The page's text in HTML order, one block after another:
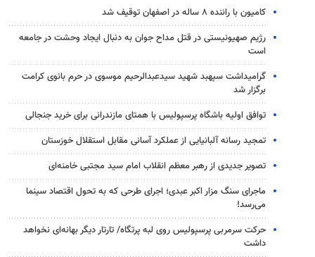
کامیون با راننده ۸ ساله در اصفهان توقیف شد
رژیم صهیونیستی در قتل مداح جوان به دنبال ایجاد وحشت در جامعه
است
گرامیداشت سپهبد شهید سیدعبدالرحیم موسوی در حرم بانوی کرامت
برگزار شد
توافق اولیه باشگاه پرسپولیس با همتای مازندرانی برای خرید جنجالی
تمجید رسانه آلبانیایی از عملکرد آسانی مقابل استقلال خوزستان
تصویر جدیدی از رهبر معظم انقلاب امام سید مجتبی خامنه‌ای
ماجرای سنگ مزار اکبر عبدی؛ اجرای طرحی که به تحول اقتصاد سینما
می‌رسد!
حرکت سرمربی پرسپولیس روی لبه پرتگاه/ تارتار دیگر بهانه‌ای نخواهد
داشت